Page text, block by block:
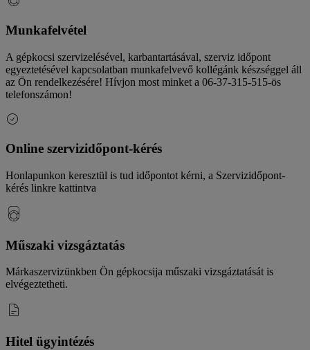
Munkafelvétel
A gépkocsi szervizelésével, karbantartásával, szerviz időpont
egyeztetésével kapcsolatban munkafelvevő kollégánk készséggel áll
az Ön rendelkezésére! Hívjon most minket a 06-37-315-515-ös
telefonszámon!
Online szervizidőpont-kérés
Honlapunkon keresztül is tud időpontot kérni, a Szervizidőpont-
kérés linkre kattintva
Műszaki vizsgáztatás
Márkaszervizünkben Ön gépkocsija műszaki vizsgáztatását is
elvégeztetheti.
Hitel ügyintézés